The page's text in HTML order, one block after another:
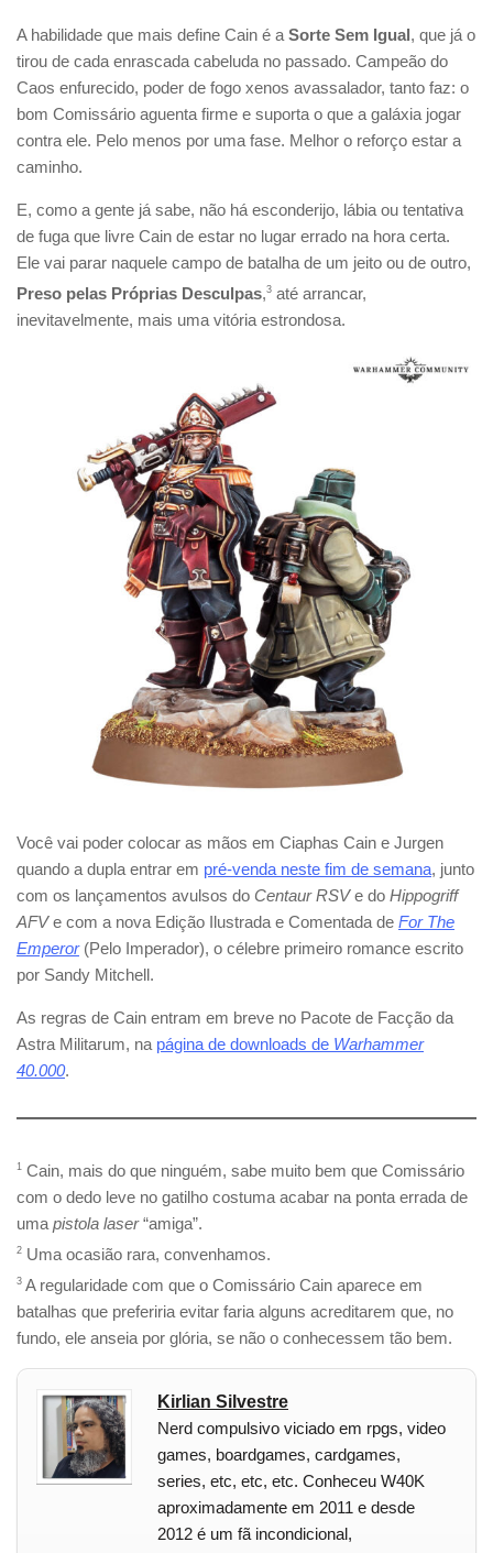
A habilidade que mais define Cain é aSorte Sem Igual, que já o
tirou de cada enrascada cabeluda no passado. Campeão do
Caos enfurecido, poder de fogo xenos avassalador, tanto faz: o
bom Comissário aguenta firme e suporta o que a galáxia jogar
contra ele. Pelo menos por uma fase. Melhor o reforço estar a
caminho.
E, como a gente já sabe, não há esconderijo, lábia ou tentativa
de fuga que livre Cain de estar no lugar errado na hora certa.
Ele vai parar naquele campo de batalha de um jeito ou de outro,
Preso pelas Próprias Desculpas,3 até arrancar,
inevitavelmente, mais uma vitória estrondosa.
Você vai poder colocar as mãos em Ciaphas Cain e Jurgen
quando a dupla entrar em pré-venda neste fim de semana, junto
com os lançamentos avulsos do Centaur RSVe do Hippogriff
AFVe com a nova Edição Ilustrada e Comentada de For The
Emperor(Pelo Imperador), o célebre primeiro romance escrito
por Sandy Mitchell.
As regras de Cain entram em breve no Pacote de Facção da
Astra Militarum, na página de downloads de Warhammer
40.000.
1 Cain, mais do que ninguém, sabe muito bem que Comissário
com o dedo leve no gatilho costuma acabar na ponta errada de
umapistola laser“amiga”.
2 Uma ocasião rara, convenhamos.
3 A regularidade com que o Comissário Cain aparece em
batalhas que preferiria evitar faria alguns acreditarem que, no
fundo, ele anseia por glória, se não o conhecessem tão bem.
Kirlian Silvestre
Nerd compulsivo viciado em rpgs, video
games, boardgames, cardgames,
series, etc, etc, etc. Conheceu W40K
aproximadamente em 2011 e desde
2012 é um fã incondicional,